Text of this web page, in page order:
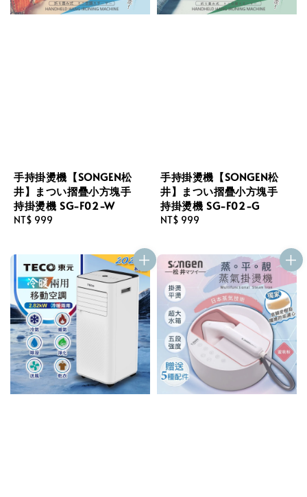
手持掛燙機【SONGEN松
井】まつい摺疊小方塊手
持掛燙機 SG-F02-W
Regular
NT$ 999
手持掛燙機【SONGEN松
井】まつい摺疊小方塊手
持掛燙機 SG-F02-G
Regular
NT$ 999